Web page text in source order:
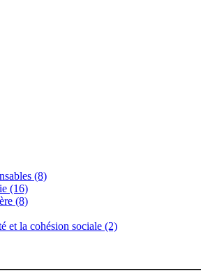
(8)
(16)
(8)
et la cohésion sociale (2)